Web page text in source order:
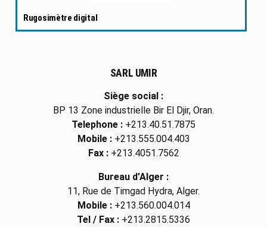
Rugosimètre digital
SARL UMIR
Siège social :
BP 13 Zone industrielle Bir El Djir, Oran.
Telephone : +213.40.51.7875
Mobile :+213.555.004.403
Fax :+213.4051.7562
Bureau d’Alger :
11, Rue de Timgad Hydra, Alger.
Mobile :+213.560.004.014
Tel / Fax : +213.2815.5336